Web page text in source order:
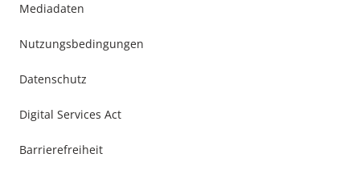
Mediadaten
Nutzungsbedingungen
Datenschutz
Digital Services Act
Barrierefreiheit